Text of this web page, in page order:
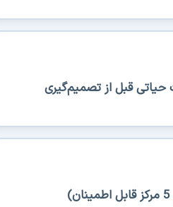
حیاتی قبل از تصمیم‌گیری